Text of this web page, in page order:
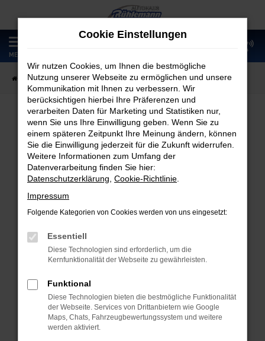
Zum
Hauptinhalt
springen
MENÜ
Startseite Fahrzeugangebote Fahrzeugmarkt
Fahrzeugmarkt
Fehler: Network Error
Beim Laden ist ein Fehler aufgetreten.
Hier sind ein paar Tipps, die dir helfen können:
Überprüfe deine Firewall und deine
Laden andere Webseiten, zum Beispiel
deine Suchmaschine?
Prüfe deine Browsererweiterungen.
Manche Erweiterungen, wie Werbeblocker,
Cookie Einstellungen
Wir nutzen Cookies, um Ihnen die bestmögliche
Nutzung unserer Webseite zu ermöglichen und unsere
Kommunikation mit Ihnen zu verbessern. Wir
berücksichtigen hierbei Ihre Präferenzen und
verarbeiten Daten für Marketing und Statistiken nur,
wenn Sie uns Ihre Einwilligung geben. Wenn Sie zu
einem späteren Zeitpunkt Ihre Meinung ändern, können
Sie die Einwilligung jederzeit für die Zukunft widerrufen.
Weitere Informationen zum Umfang der
Datenverarbeitung finden Sie hier:
Datenschutzerklärung Cookie-Richtlinie
Impressum
Folgende Kategorien von Cookies werden von uns eingesetzt:
Essentiell
Diese Technologien sind erforderlich, um die
Kernfunktionalität der Webseite zu gewährleisten.
Funktional
Diese Technologien bieten die bestmögliche Funktionalität
der Webseite. Services von Drittanbietern wie Google
Maps, Chats, Fahrzeugbewertungssystem und weitere
werden aktiviert.